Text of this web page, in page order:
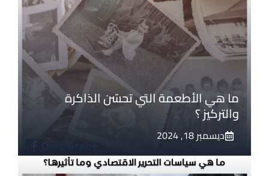
ما هي الأطعمة التي تحسّن الذاكرة
والتركيز ؟
ديسمبر 18, 2024